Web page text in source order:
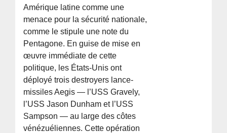
Amérique latine comme une
menace pour la sécurité nationale,
comme le stipule une note du
Pentagone. En guise de mise en
œuvre immédiate de cette
politique, les États-Unis ont
déployé trois destroyers lance-
missiles Aegis — l’USS Gravely,
l’USS Jason Dunham et l’USS
Sampson — au large des côtes
vénézuéliennes. Cette opération